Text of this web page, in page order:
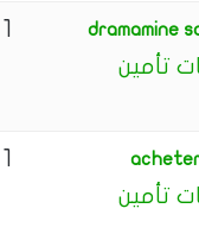
dramamine
تأمين
تأمين